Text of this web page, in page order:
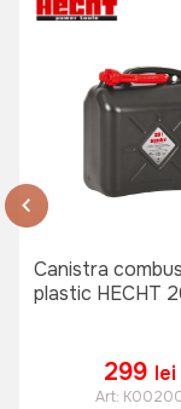
Canistra
plastic HECHT
299 lei
Art: